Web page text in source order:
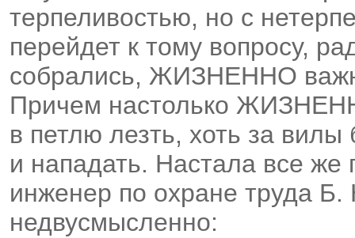
терпеливостью, но с
перейдет к тому вопросу,
собрались, ЖИЗНЕННО
Причем настолько
в петлю лезть, хоть за
и нападать. Настала все
инженер по охране труда
недвусмысленно: